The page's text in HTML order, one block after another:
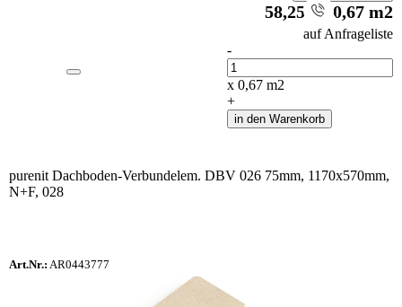
auf Anfrageliste
-
Anzahl
x 0,67 m2
+
in den Warenkorb
58,25 €/ 0,67 m2
purenit Dachboden-Verbundelem. DBV 026 75mm, 1170x570mm,
N+F, 028
Art.Nr.: AR0443777